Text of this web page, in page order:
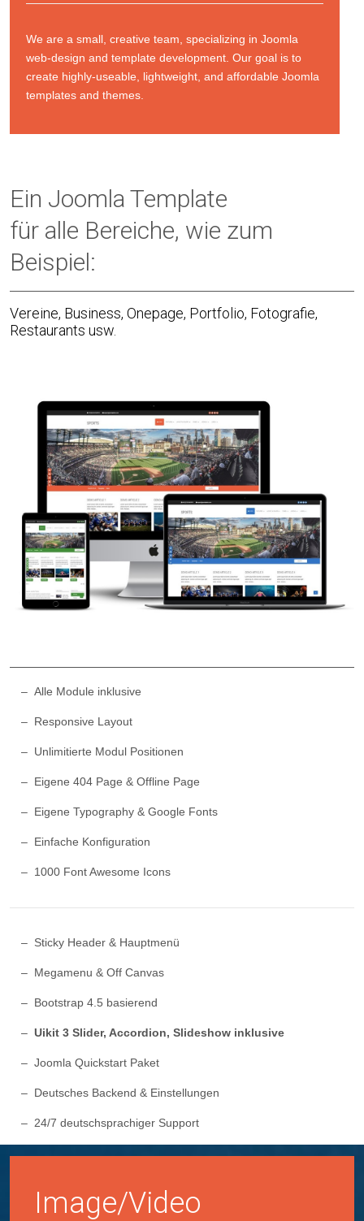
We are a small, creative team, specializing in Joomla
web-design and template development. Our goal is to
create highly-useable, lightweight, and affordable Joomla
templates and themes.
Ein Joomla Template
für alle Bereiche, wie zum
Beispiel:
Vereine, Business, Onepage, Portfolio, Fotografie,
Restaurants usw.
Alle Module inklusive
Responsive Layout
Unlimitierte Modul Positionen
Eigene 404 Page & Offline Page
Eigene Typography & Google Fonts
Einfache Konfiguration
1000 Font Awesome Icons
Sticky Header & Hauptmenü
Megamenu & Off Canvas
Bootstrap 4.5 basierend
Uikit 3 Slider, Accordion, Slideshow inklusive
Joomla Quickstart Paket
Deutsches Backend & Einstellungen
24/7 deutschsprachiger Support
Image/Video